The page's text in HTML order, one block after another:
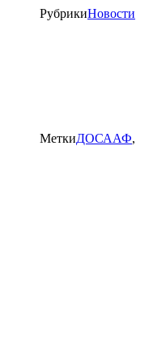
РубрикиНовости
МеткиДОСААФ,